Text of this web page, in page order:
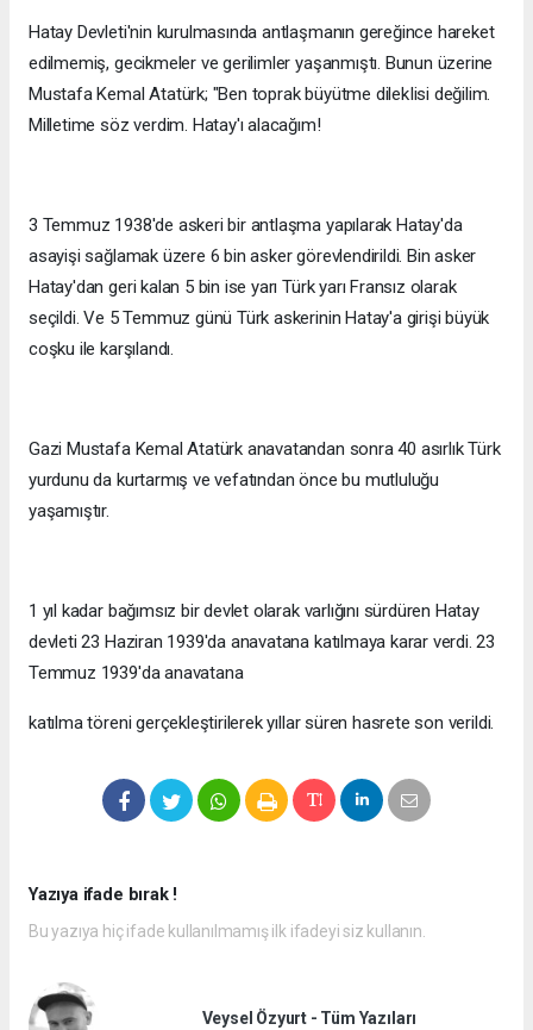
Hatay Devleti'nin kurulmasında antlaşmanın gereğince hareket
edilmemiş, gecikmeler ve gerilimler yaşanmıştı. Bunun üzerine
Mustafa Kemal Atatürk; "Ben toprak büyütme dilekIisi değilim.
Milletime söz verdim. Hatay'ı alacağım!
3 Temmuz 1938'de askeri bir antlaşma yapılarak Hatay'da
asayişi sağlamak üzere 6 bin asker görevlendirildi. Bin asker
Hatay'dan geri kalan 5 bin ise yarı Türk yarı Fransız olarak
seçildi. Ve 5 Temmuz günü Türk askerinin Hatay'a girişi büyük
coşku ile karşılandı.
Gazi Mustafa Kemal Atatürk anavatandan sonra 40 asırlık Türk
yurdunu da kurtarmış ve vefatından önce bu mutluluğu
yaşamıştır.
1 yıl kadar bağımsız bir devlet olarak varlığını sürdüren Hatay
devleti 23 Haziran 1939'da anavatana katılmaya karar verdi. 23
Temmuz 1939'da anavatana
katılma töreni gerçekleştirilerek yıllar süren hasrete son verildi.
Yazıya ifade bırak !
Bu yazıya hiç ifade kullanılmamış ilk ifadeyi siz kullanın.
Veysel Özyurt - Tüm Yazıları